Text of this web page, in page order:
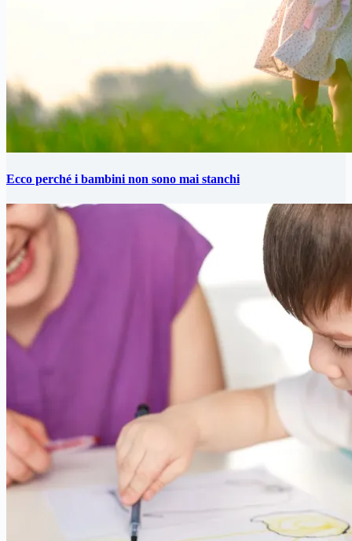
Ecco perché i bambini non sono mai stanchi